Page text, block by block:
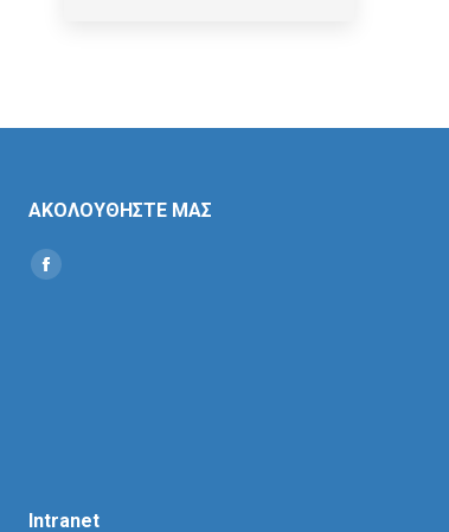
ΑΚΟΛΟΥΘΗΣΤΕ ΜΑΣ
Find us on:
Social
Intranet